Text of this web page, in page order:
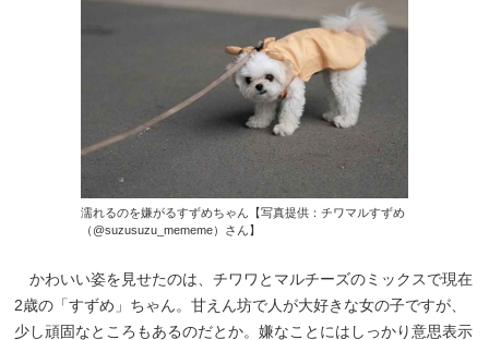
濡れるのを嫌がるすずめちゃん【写真提供：チワマルすずめ
（@suzusuzu_mememe）さん】
かわいい姿を見せたのは、チワワとマルチーズのミックスで現在
2歳の「すずめ」ちゃん。甘えん坊で人が大好きな女の子ですが、
少し頑固なところもあるのだとか。嫌なことにはしっかり意思表示